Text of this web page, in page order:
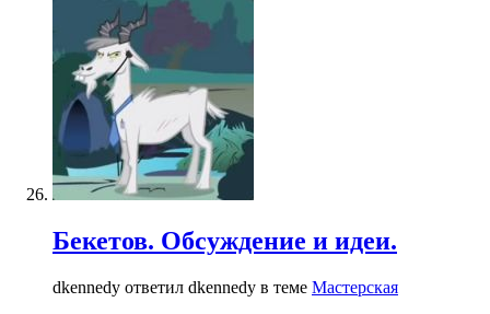
Бекетов. Обсуждение и идеи.
dkennedy ответил dkennedy в теме Мастерская